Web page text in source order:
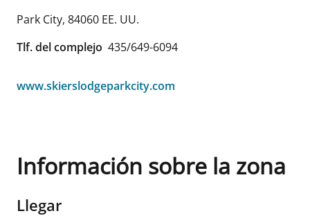
Park City, 84060 EE. UU.
Tlf. del complejo 435/649-6094
www.skierslodgeparkcity.com
Información sobre la zona
Llegar